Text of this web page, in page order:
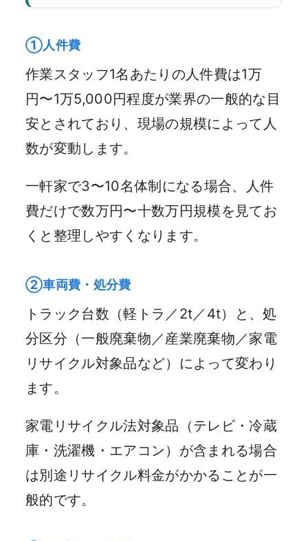
①人件費
作業スタッフ1名あたりの人件費は1万
円〜1万5,000円程度が業界の一般的な目
安とされており、現場の規模によって人
数が変動します。
一軒家で3〜10名体制になる場合、人件
費だけで数万円〜十数万円規模を見てお
くと整理しやすくなります。
②車両費・処分費
トラック台数（軽トラ／2t／4t）と、処
分区分（一般廃棄物／産業廃棄物／家電
リサイクル対象品など）によって変わり
ます。
家電リサイクル法対象品（テレビ・冷蔵
庫・洗濯機・エアコン）が含まれる場合
は別途リサイクル料金がかかることが一
般的です。